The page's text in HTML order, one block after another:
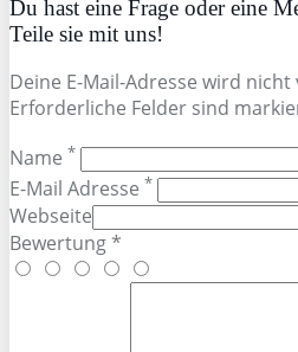
Du hast eine Frage oder eine
Teile sie mit uns!
Deine E-Mail-Adresse wird
Erforderliche Felder sind
Name *
E-Mail Adresse *
Webseite
Bewertung *